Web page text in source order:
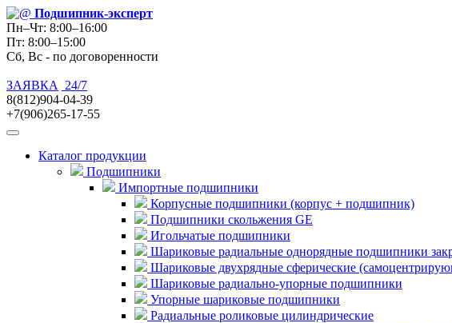
Подшипник-эксперт
Пн–Чт: 8:00–16:00
Пт: 8:00–15:00
Сб, Вс - по договоренности
ЗАЯВКА
24/7
8(812)904-04-39
+7(906)265-17-55
Каталог продукции
Подшипники
Импортные подшипники
Корпусные подшипники (корпус + подшипник)
Подшипники скольжения GE
Игольчатые подшипники
Шариковые радиальные однорядные подшипники
Шариковые двухрядные сферические
Шариковые радиально-упорные подшипники
Упорные шариковые подшипники
Радиальные роликовые цилиндрические